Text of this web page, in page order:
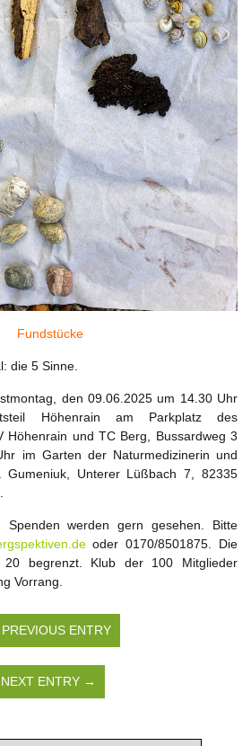
Fundstücke
die 5 Sinne.
den 09.06.2025 um 14.30 Uhr
Höhenrain am Parkplatz des
Höhenrain und TC Berg, Bussardweg 3
im Garten der Naturmedizinerin und
Gumeniuk, Unterer Lüßbach 7, 82335
Spenden werden gern gesehen. Bitte
oder 0170/8501875. Die
20 begrenzt. Klub der 100 Mitglieder
Vorrang.
ENTRY
NEXT ENTRY →